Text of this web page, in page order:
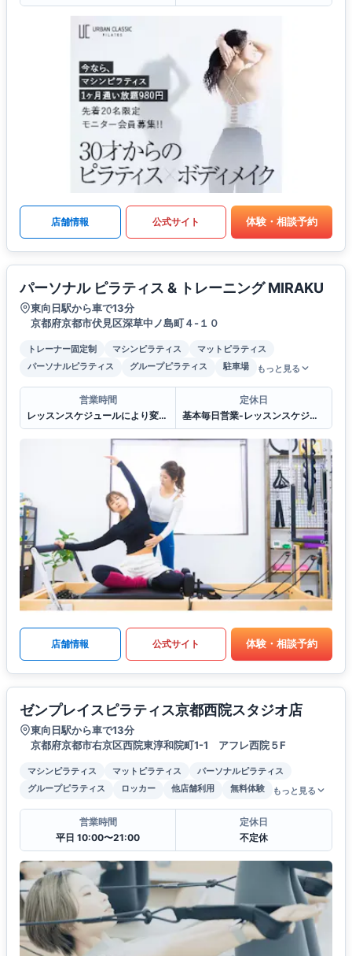
店舗情報 公式サイト 体験・相談予約
パーソナル ピラティス & トレーニング MIRAKU
東向日駅から車で13分
京都府京都市伏見区深草中ノ島町４-１０
トレーナー固定制 マシンピラティス
マットピラティス
パーソナルピラティス
グループピラティス 駐車場 もっと見る
営業時間
レッスンスケジュールにより変わりますが基本9:00〜20:00
定休日
基本毎日営業-レッスンスケジュールにより-年末年始
店舗情報 公式サイト 体験・相談予約
ゼンプレイスピラティス京都西院スタジオ店
東向日駅から車で13分
京都府京都市右京区西院東淳和院町1-1 アフレ西院５F
マシンピラティス マットピラティス
パーソナルピラティス
グループピラティス
ロッカー 他店舗利用 無料体験 もっと見る
営業時間
平日 10:00〜21:00
定休日
不定休